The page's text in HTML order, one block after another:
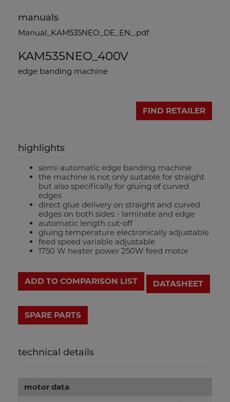
manuals
Manual_KAM535NEO_DE_EN_.pdf
KAM535NEO_400V
edge banding machine
FIND RETAILER
highlights
semi-automatic edge banding machine
the machine is not only suitable for straight
but also specifically for gluing of curved
edges
direct glue delivery on straight and curved
edges on both sides - laminate and edge
automatic length cut-off
gluing temperature electronically adjustable
feed speed variable adjustable
1750 W heater power 250W feed motor
ADD TO COMPARISON LIST DATASHEET
technical details
motor data